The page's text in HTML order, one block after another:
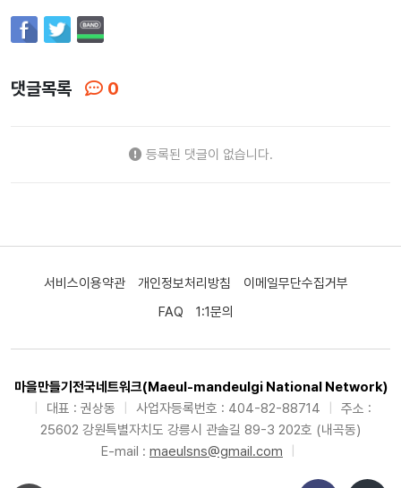
댓글목록 0
등록된 댓글이 없습니다.
서비스이용약관 개인정보처리방침
이메일무단수집거부
FAQ
1:1문의
마을만들기전국네트워크(Maeul-mandeulgi National Network)
대표 : 권상동 사업자등록번호 : 404-82-88714
주소 :
25602 강원특별자치도 강릉시 관솔길 89-3 202호 (내곡동)
E-mail : maeulsns@gmail.com